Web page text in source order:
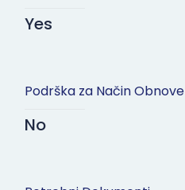
Yes
Podrška za Način Obnove
No